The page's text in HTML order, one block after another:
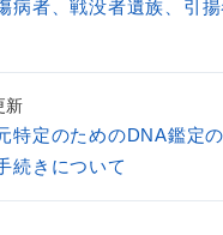
病者、戦没者遺族、引
新
特定のためのDNA鑑定
続きについて